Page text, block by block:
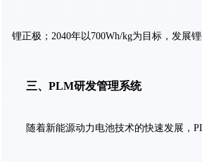
锂正极；2040年以700Wh/kg为目标，发展
三、PLM研发管理系统
随着新能源动力电池技术的快速发展，